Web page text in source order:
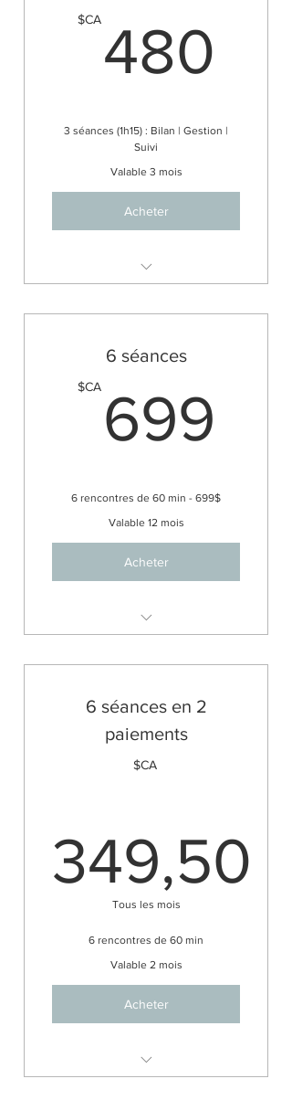
$CA 480
3 séances (1h15) : Bilan | Gestion |
Suivi
Valable 3 mois
Acheter
6 séances
$CA 699
6 rencontres de 60 min - 699$
Valable 12 mois
Acheter
6 séances en 2
paiements
$CA
349,50
Tous les mois
6 rencontres de 60 min
Valable 2 mois
Acheter